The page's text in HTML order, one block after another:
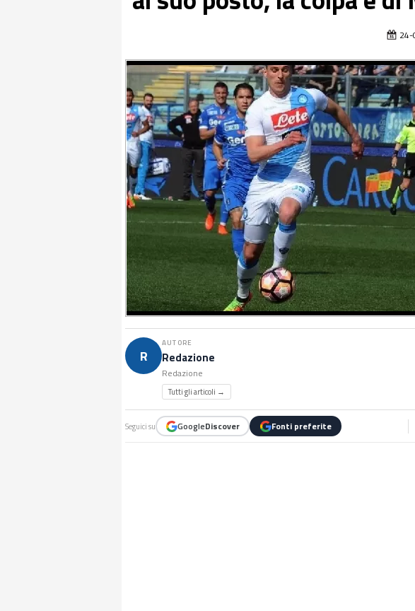
R
AUTORE
Redazione
Redazione
Tutti gli articoli →
Seguici su GoogleDiscover Fonti preferite